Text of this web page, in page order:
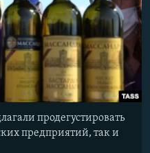
продегустировать
предприятий, так и